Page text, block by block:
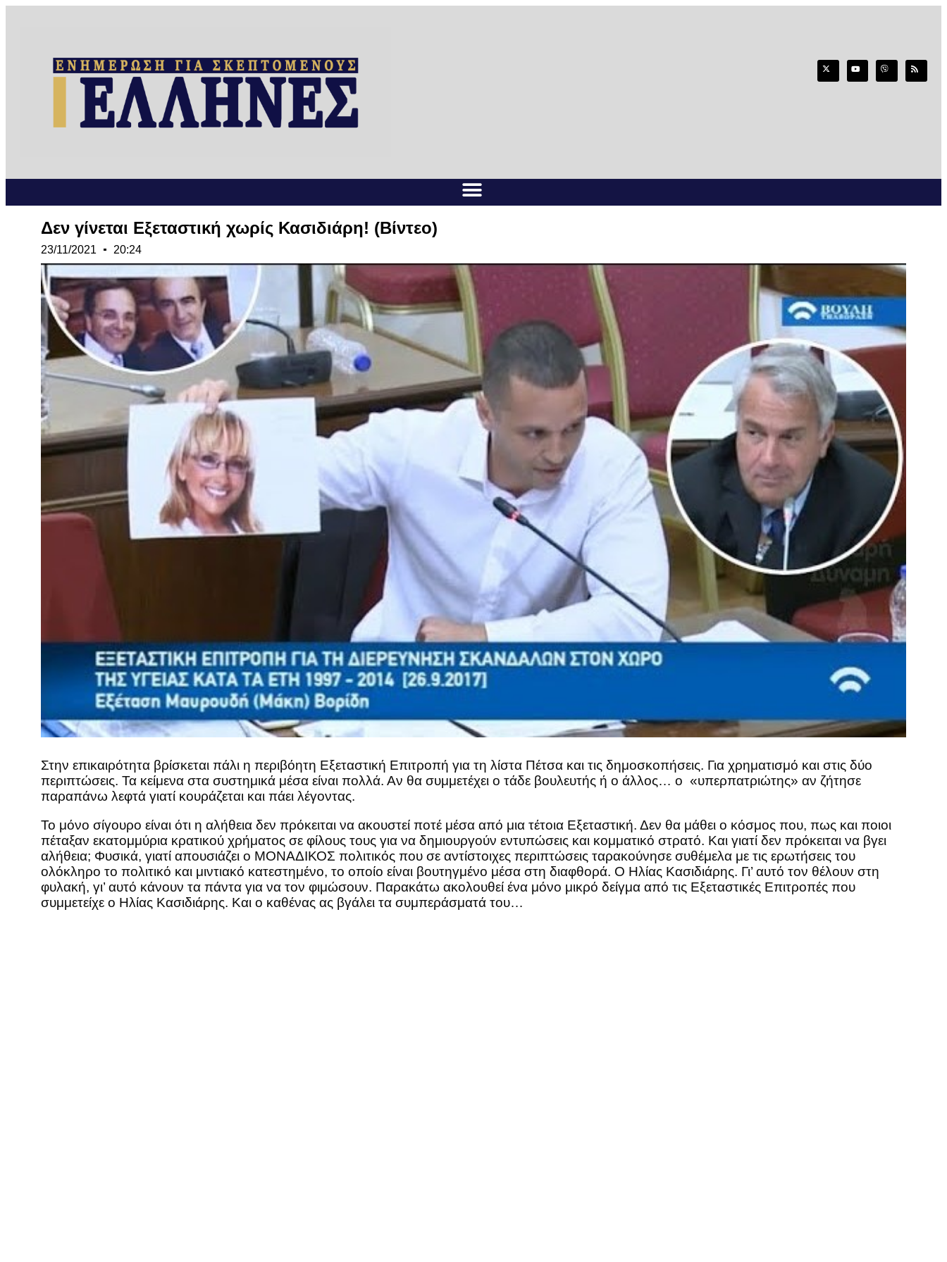
Δεν γίνεται Εξεταστική χωρίς Κασιδιάρη! (Βίντεο)
23/11/2021 20:24
Στην επικαιρότητα βρίσκεται πάλι η περιβόητη Εξεταστική Επιτροπή για τη λίστα Πέτσα και τις δημοσκοπήσεις. Για χρηματισμό και στις δύο
περιπτώσεις. Τα κείμενα στα συστημικά μέσα είναι πολλά. Αν θα συμμετέχει ο τάδε βουλευτής ή ο άλλος… ο «υπερπατριώτης» αν ζήτησε
παραπάνω λεφτά γιατί κουράζεται και πάει λέγοντας.
Το μόνο σίγουρο είναι ότι η αλήθεια δεν πρόκειται να ακουστεί ποτέ μέσα από μια τέτοια Εξεταστική. Δεν θα μάθει ο κόσμος που, πως και ποιοι
πέταξαν εκατομμύρια κρατικού χρήματος σε φίλους τους για να δημιουργούν εντυπώσεις και κομματικό στρατό. Και γιατί δεν πρόκειται να βγει
αλήθεια; Φυσικά, γιατί απουσιάζει ο ΜΟΝΑΔΙΚΟΣ πολιτικός που σε αντίστοιχες περιπτώσεις ταρακούνησε συθέμελα με τις ερωτήσεις του
ολόκληρο το πολιτικό και μιντιακό κατεστημένο, το οποίο είναι βουτηγμένο μέσα στη διαφθορά. Ο Ηλίας Κασιδιάρης. Γι’ αυτό τον θέλουν στη
φυλακή, γι’ αυτό κάνουν τα πάντα για να τον φιμώσουν. Παρακάτω ακολουθεί ένα μόνο μικρό δείγμα από τις Εξεταστικές Επιτροπές που
συμμετείχε ο Ηλίας Κασιδιάρης. Και ο καθένας ας βγάλει τα συμπεράσματά του…